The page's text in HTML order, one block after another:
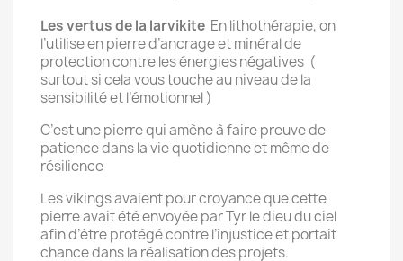
Les vertus de la larvikite En lithothérapie, on
l’utilise en pierre d’ancrage et minéral de
protection contre les énergies négatives (
surtout si cela vous touche au niveau de la
sensibilité et l’émotionnel )
C’est une pierre qui amène à faire preuve de
patience dans la vie quotidienne et même de
résilience
Les vikings avaient pour croyance que cette
pierre avait été envoyée par Tyr le dieu du ciel
afin d’être protégé contre l’injustice et portait
chance dans la réalisation des projets.